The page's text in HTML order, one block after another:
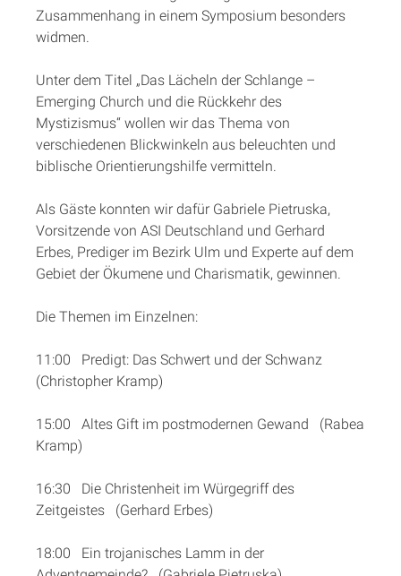
Zusammenhang in einem Symposium besonders
widmen.
Unter dem Titel „Das Lächeln der Schlange –
Emerging Church und die Rückkehr des
Mystizismus“ wollen wir das Thema von
verschiedenen Blickwinkeln aus beleuchten und
biblische Orientierungshilfe vermitteln.
Als Gäste konnten wir dafür Gabriele Pietruska,
Vorsitzende von ASI Deutschland und Gerhard
Erbes, Prediger im Bezirk Ulm und Experte auf dem
Gebiet der Ökumene und Charismatik, gewinnen.
Die Themen im Einzelnen:
11:00 Predigt: Das Schwert und der Schwanz
(Christopher Kramp)
15:00 Altes Gift im postmodernen Gewand (Rabea
Kramp)
16:30 Die Christenheit im Würgegriff des
Zeitgeistes (Gerhard Erbes)
18:00 Ein trojanisches Lamm in der